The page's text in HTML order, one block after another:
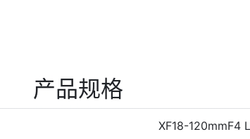
产品规格
XF18-120mmF4